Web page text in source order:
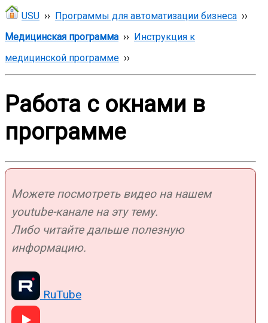
USU ›› Программы для автоматизации бизнеса ››
Медицинская программа ›› Инструкция к
медицинской программе ››
Работа с окнами в
программе
Можете посмотреть видео на нашем
youtube-канале на эту тему.
Либо читайте дальше полезную
информацию.
RuTube